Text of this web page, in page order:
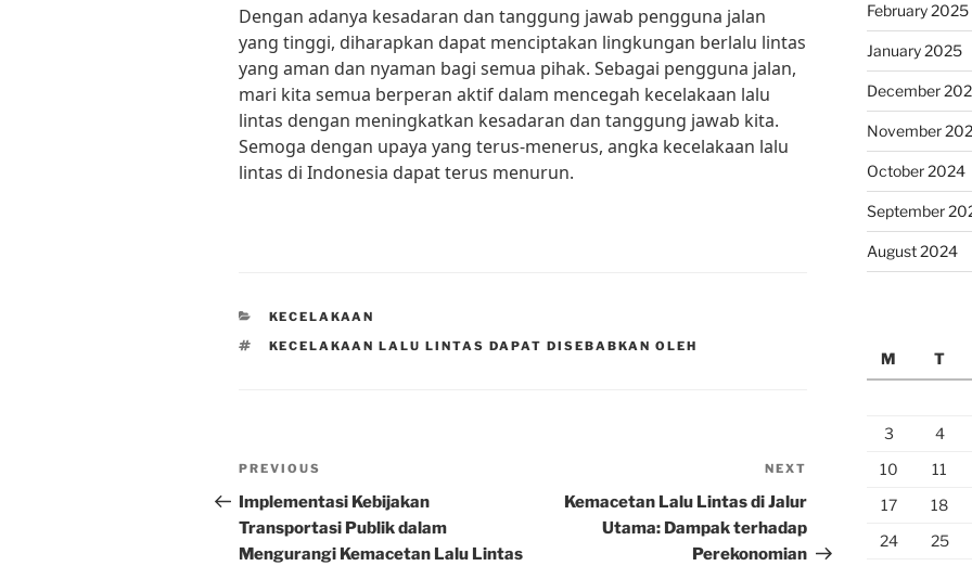
Dengan adanya kesadaran dan tanggung jawab pengguna jalan
yang tinggi, diharapkan dapat menciptakan lingkungan berlalu lintas
yang aman dan nyaman bagi semua pihak. Sebagai pengguna jalan,
mari kita semua berperan aktif dalam mencegah kecelakaan lalu
lintas dengan meningkatkan kesadaran dan tanggung jawab kita.
Semoga dengan upaya yang terus-menerus, angka kecelakaan lalu
lintas di Indonesia dapat terus menurun.
CATEGORIES
KECELAKAAN
TAGS
KECELAKAAN LALU LINTAS DAPAT DISEBABKAN OLEH
Post
navigation
Previous
Post
PREVIOUS
Implementasi Kebijakan
Transportasi Publik dalam
Mengurangi Kemacetan Lalu Lintas
Post
NEXT
Kemacetan Lalu Lintas di Jalur
Utama: Dampak terhadap
Perekonomian
February 2025
January 2025
December
November
October 2024
September
August 2024
M
T
3
4
10
11
17
18
24
25